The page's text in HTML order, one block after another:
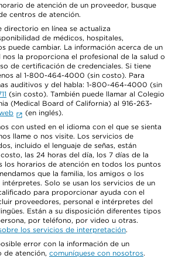
de atención de un proveedor, busque
centros de atención.
directorio en línea se actualiza
de médicos, hospitales,
puede cambiar. La información acerca de un
nos la proporciona el profesional de la salud o
de certificación de credenciales. Si tiene
al 1-800-464-4000 (sin costo). Para
auditivos y del habla: 1-800-464-4000 (sin
(sin costo). También puede llamar al Colegio
(Medical Board of California) al 916-263-
(en inglés).
con usted en el idioma con el que se sienta
llame o nos visite. Los servicios de
incluido el lenguaje de señas, están
las 24 horas del día, los 7 días de la
los horarios de atención en todos los puntos
que la familia, los amigos o los
Solo se usan los servicios de un
para proporcionar ayuda con el
proveedores, personal e intérpretes del
Están a su disposición diferentes tipos
por teléfono, por video u otras.
los servicios de interpretación.
error con la información de un
de atención, comuníquese con nosotros.